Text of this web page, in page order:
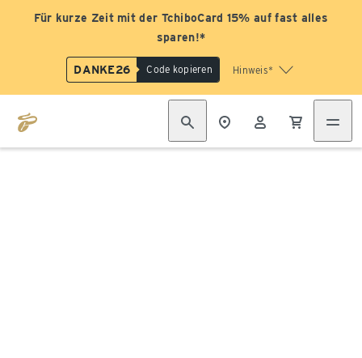
Für kurze Zeit mit der TchiboCard 15% auf fast alles
sparen!*
DANKE26 Code kopieren Hinweis*